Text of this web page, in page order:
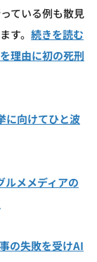
ている例も散見
す。 続きを読む
理由に初の死刑
に向けてひと波
ルメメディアの
の失敗を受けAI